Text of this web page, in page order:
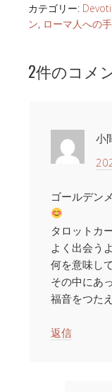
カテゴリー:
ン, ローマ人への
2件のコメ
小
ゴールデン
タロットカ
よく出会う
何を意味し
その中にあ
福音をつた
返信